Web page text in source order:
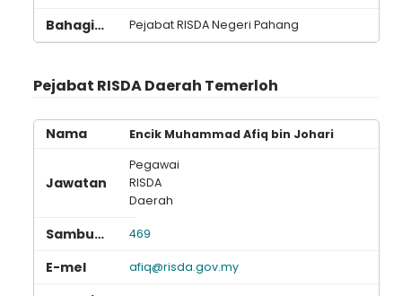
Pejabat RISDA Negeri Pahang
Pejabat RISDA Daerah Temerloh
Encik Muhammad Afiq bin Johari
Pegawai
RISDA
Daerah
469
afiq@risda.gov.my